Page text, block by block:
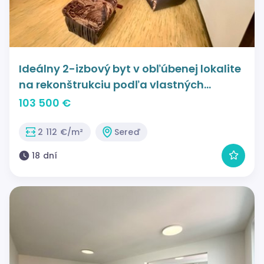
Ideálny 2-izbový byt v obľúbenej lokalite
na rekonštrukciu podľa vlastných
predstáv
103 500 €
2 112 €/m²
Sereď
18 dní